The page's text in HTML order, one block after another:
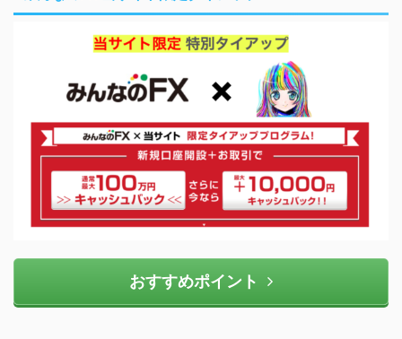
おすすめポイント